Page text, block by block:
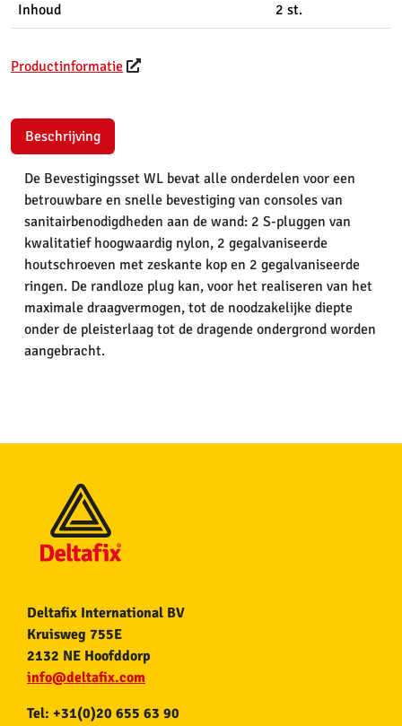
Inhoud 2 st.
Productinformatie
Beschrijving
De Bevestigingsset WL bevat alle onderdelen voor een
betrouwbare en snelle bevestiging van consoles van
sanitairbenodigdheden aan de wand: 2 S-pluggen van
kwalitatief hoogwaardig nylon, 2 gegalvaniseerde
houtschroeven met zeskante kop en 2 gegalvaniseerde
ringen. De randloze plug kan, voor het realiseren van het
maximale draagvermogen, tot de noodzakelijke diepte
onder de pleisterlaag tot de dragende ondergrond worden
aangebracht.
Deltafix International BV
Kruisweg 755E
2132 NE Hoofddorp
info@deltafix.com
Tel: +31(0)20 655 63 90